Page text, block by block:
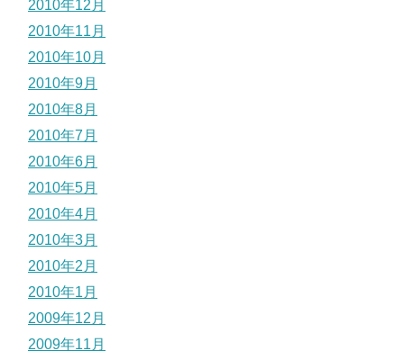
2010年12月
2010年11月
2010年10月
2010年9月
2010年8月
2010年7月
2010年6月
2010年5月
2010年4月
2010年3月
2010年2月
2010年1月
2009年12月
2009年11月